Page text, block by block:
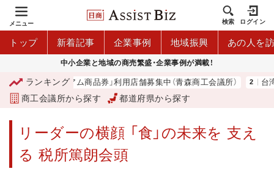
メニュー 検索 ログイン
トップ 新着記事 企業事例 地域振興 あの人を
中小企業と地域の商売繁盛・企業事例が満載！
ランキング
青森市プレミアム商品券」利用店舗募集中（青森商工会議所） 台湾2
商工会議所から探す 都道府県から探す
リーダーの横顔 「食」の未来を 支え
る 税所篤朗会頭